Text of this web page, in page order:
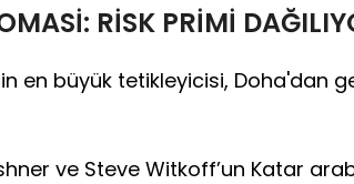
RİSK PRİMİ
en büyük tetikleyicisi, Doha'dan
ve Steve Witkoff’un Katar